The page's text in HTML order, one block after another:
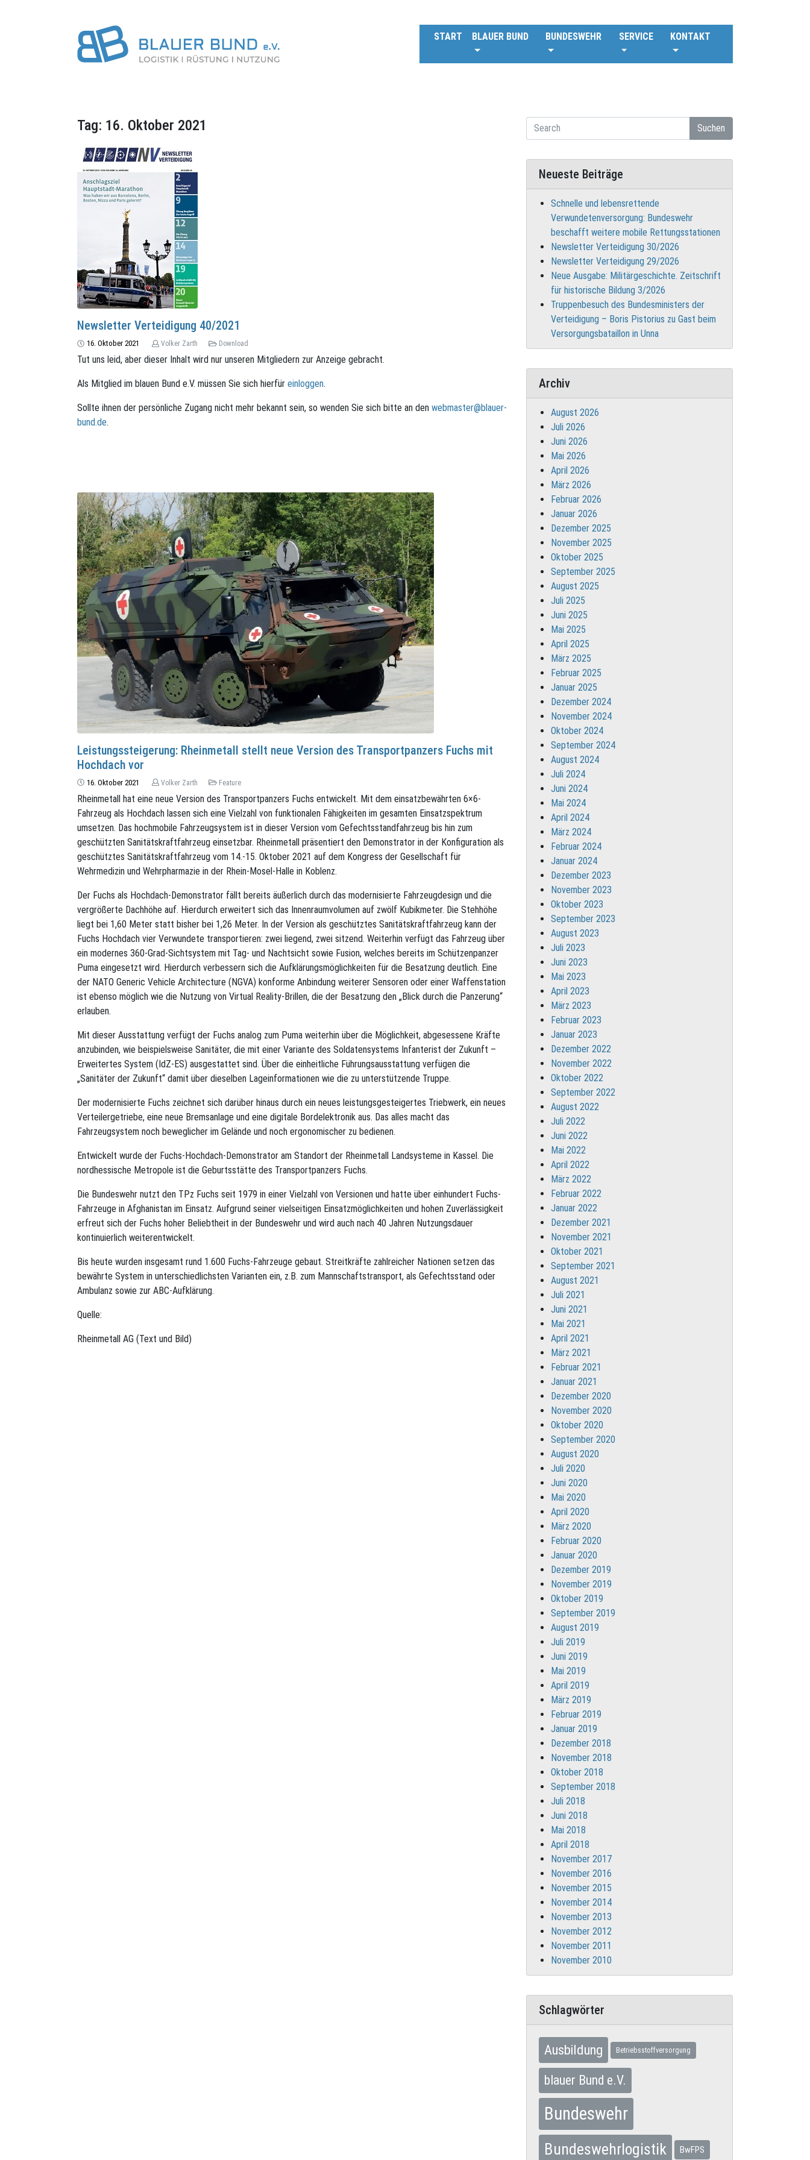
START BLAUER BUND BUNDESWEHR SERVICE KONTAKT
Tag: 16. Oktober 2021
Newsletter Verteidigung 40/2021
16. Oktober 2021 Volker Zarth Download
Tut uns leid, aber dieser Inhalt wird nur unseren Mitgliedern zur Anzeige gebracht.
Als Mitglied im blauen Bund e.V. müssen Sie sich hierfür einloggen.
Sollte ihnen der persönliche Zugang nicht mehr bekannt sein, so wenden Sie sich bitte an den webmaster@blauer-
bund.de.
Leistungssteigerung: Rheinmetall stellt neue Version des Transportpanzers Fuchs mit
Hochdach vor
16. Oktober 2021 Volker Zarth Feature
Rheinmetall hat eine neue Version des Transportpanzers Fuchs entwickelt. Mit dem einsatzbewährten 6×6-
Fahrzeug als Hochdach lassen sich eine Vielzahl von funktionalen Fähigkeiten im gesamten Einsatzspektrum
umsetzen. Das hochmobile Fahrzeugsystem ist in dieser Version vom Gefechtsstandfahrzeug bis hin zum
geschützten Sanitätskraftfahrzeug einsetzbar. Rheinmetall präsentiert den Demonstrator in der Konfiguration als
geschütztes Sanitätskraftfahrzeug vom 14.-15. Oktober 2021 auf dem Kongress der Gesellschaft für
Wehrmedizin und Wehrpharmazie in der Rhein-Mosel-Halle in Koblenz.
Der Fuchs als Hochdach-Demonstrator fällt bereits äußerlich durch das modernisierte Fahrzeugdesign und die
vergrößerte Dachhöhe auf. Hierdurch erweitert sich das Innenraumvolumen auf zwölf Kubikmeter. Die Stehhöhe
liegt bei 1,60 Meter statt bisher bei 1,26 Meter. In der Version als geschütztes Sanitätskraftfahrzeug kann der
Fuchs Hochdach vier Verwundete transportieren: zwei liegend, zwei sitzend. Weiterhin verfügt das Fahrzeug über
ein modernes 360-Grad-Sichtsystem mit Tag- und Nachtsicht sowie Fusion, welches bereits im Schützenpanzer
Puma eingesetzt wird. Hierdurch verbessern sich die Aufklärungsmöglichkeiten für die Besatzung deutlich. Eine
der NATO Generic Vehicle Architecture (NGVA) konforme Anbindung weiterer Sensoren oder einer Waffenstation
ist ebenso möglich wie die Nutzung von Virtual Reality-Brillen, die der Besatzung den „Blick durch die Panzerung“
erlauben.
Mit dieser Ausstattung verfügt der Fuchs analog zum Puma weiterhin über die Möglichkeit, abgesessene Kräfte
anzubinden, wie beispielsweise Sanitäter, die mit einer Variante des Soldatensystems Infanterist der Zukunft –
Erweitertes System (IdZ-ES) ausgestattet sind. Über die einheitliche Führungsausstattung verfügen die
„Sanitäter der Zukunft“ damit über dieselben Lageinformationen wie die zu unterstützende Truppe.
Der modernisierte Fuchs zeichnet sich darüber hinaus durch ein neues leistungsgesteigertes Triebwerk, ein neues
Verteilergetriebe, eine neue Bremsanlage und eine digitale Bordelektronik aus. Das alles macht das
Fahrzeugsystem noch beweglicher im Gelände und noch ergonomischer zu bedienen.
Entwickelt wurde der Fuchs-Hochdach-Demonstrator am Standort der Rheinmetall Landsysteme in Kassel. Die
nordhessische Metropole ist die Geburtsstätte des Transportpanzers Fuchs.
Die Bundeswehr nutzt den TPz Fuchs seit 1979 in einer Vielzahl von Versionen und hatte über einhundert Fuchs-
Fahrzeuge in Afghanistan im Einsatz. Aufgrund seiner vielseitigen Einsatzmöglichkeiten und hohen Zuverlässigkeit
erfreut sich der Fuchs hoher Beliebtheit in der Bundeswehr und wird auch nach 40 Jahren Nutzungsdauer
kontinuierlich weiterentwickelt.
Bis heute wurden insgesamt rund 1.600 Fuchs-Fahrzeuge gebaut. Streitkräfte zahlreicher Nationen setzen das
bewährte System in unterschiedlichsten Varianten ein, z.B. zum Mannschaftstransport, als Gefechtsstand oder
Ambulanz sowie zur ABC-Aufklärung.
Quelle:
Rheinmetall AG (Text und Bild)
Suchen
Neueste Beiträge
Schnelle und lebensrettende
Verwundetenversorgung: Bundeswehr
beschafft weitere mobile Rettungsstationen
Newsletter Verteidigung 30/2026
Newsletter Verteidigung 29/2026
Neue Ausgabe: Militärgeschichte. Zeitschrift
für historische Bildung 3/2026
Truppenbesuch des Bundesministers der
Verteidigung – Boris Pistorius zu Gast beim
Versorgungsbataillon in Unna
Archiv
August 2026
Juli 2026
Juni 2026
Mai 2026
April 2026
März 2026
Februar 2026
Januar 2026
Dezember 2025
November 2025
Oktober 2025
September 2025
August 2025
Juli 2025
Juni 2025
Mai 2025
April 2025
März 2025
Februar 2025
Januar 2025
Dezember 2024
November 2024
Oktober 2024
September 2024
August 2024
Juli 2024
Juni 2024
Mai 2024
April 2024
März 2024
Februar 2024
Januar 2024
Dezember 2023
November 2023
Oktober 2023
September 2023
August 2023
Juli 2023
Juni 2023
Mai 2023
April 2023
März 2023
Februar 2023
Januar 2023
Dezember 2022
November 2022
Oktober 2022
September 2022
August 2022
Juli 2022
Juni 2022
Mai 2022
April 2022
März 2022
Februar 2022
Januar 2022
Dezember 2021
November 2021
Oktober 2021
September 2021
August 2021
Juli 2021
Juni 2021
Mai 2021
April 2021
März 2021
Februar 2021
Januar 2021
Dezember 2020
November 2020
Oktober 2020
September 2020
August 2020
Juli 2020
Juni 2020
Mai 2020
April 2020
März 2020
Februar 2020
Januar 2020
Dezember 2019
November 2019
Oktober 2019
September 2019
August 2019
Juli 2019
Juni 2019
Mai 2019
April 2019
März 2019
Februar 2019
Januar 2019
Dezember 2018
November 2018
Oktober 2018
September 2018
Juli 2018
Juni 2018
Mai 2018
April 2018
November 2017
November 2016
November 2015
November 2014
November 2013
November 2012
November 2011
November 2010
Schlagwörter
Ausbildung Betriebsstoffversorgung
blauer Bund e.V.
Bundeswehr
Bundeswehrlogistik BwFPS